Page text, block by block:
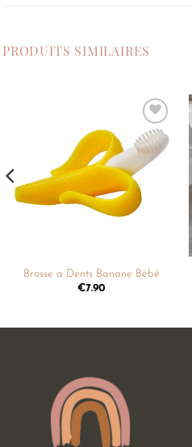
PRODUITS SIMILAIRES
Ajouter
à la
liste de
souhaits
Brosse a Dents Banane Bébé
€7.90